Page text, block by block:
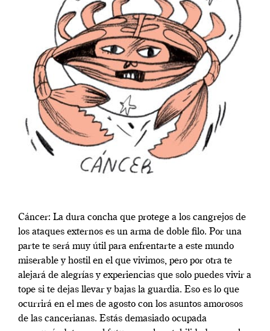
Cáncer: La dura concha que protege a los cangrejos de
los ataques externos es un arma de doble filo. Por una
parte te será muy útil para enfrentarte a este mundo
miserable y hostil en el que vivimos, pero por otra te
alejará de alegrías y experiencias que solo puedes vivir a
tope si te dejas llevar y bajas la guardia. Eso es lo que
ocurrirá en el mes de agosto con los asuntos amorosos
de las cancerianas. Estás demasiado ocupada